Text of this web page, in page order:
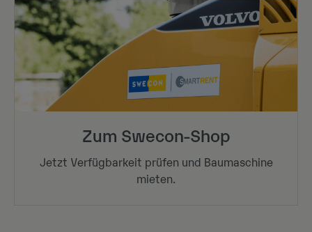
Zum Swecon-Shop
Jetzt Verfügbarkeit prüfen und Baumaschine
mieten.